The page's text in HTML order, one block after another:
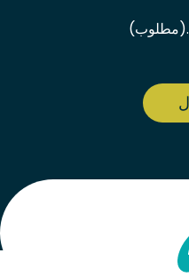
.(مطلوب)